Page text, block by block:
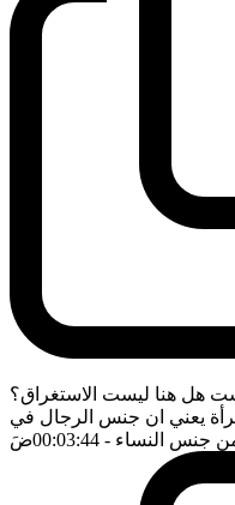
هل هنا ليست الاستغراق؟
يعني ان جنس الرجال في
جنس النساء - 00:03:44 ضَ